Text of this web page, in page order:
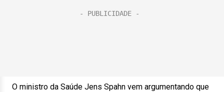
O ministro da Saúde Jens Spahn vem argumentando que